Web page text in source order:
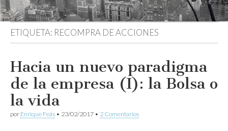
ETIQUETA: RECOMPRA DE ACCIONES
Hacia un nuevo paradigma
de la empresa (I): la Bolsa o
la vida
por Enrique Feás • 23/02/2017 • 2 Comentarios